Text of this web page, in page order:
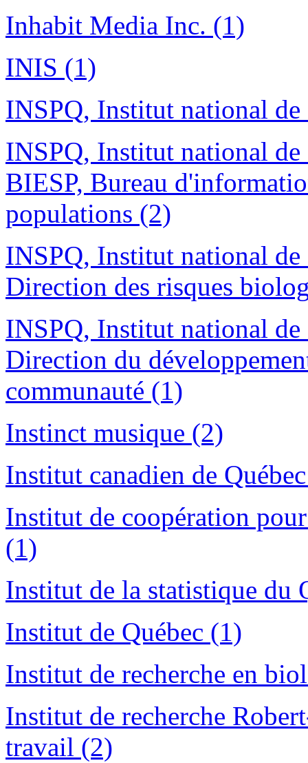
Inhabit Media Inc. (1)
INIS (1)
INSPQ, Institut national
INSPQ, Institut national de
BIESP, Bureau
populations (2)
INSPQ, Institut national de
Direction des risques
INSPQ, Institut national de
Direction du
communauté (1)
Instinct musique (2)
Institut canadien de
Institut de coopération
(1)
Institut de la statistique du
Institut de Québec (1)
Institut de recherche en
Institut de recherche
travail (2)